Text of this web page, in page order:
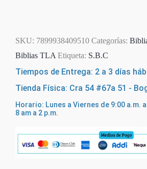
SKU: 7899938409510 Categorías:
Biblias TLA Etiqueta: S.B.C
Tiempos de Entrega: 2 a 3 días
Tienda Física: Cra 54 #67a 51 -
Horario: Lunes a Viernes de 9:00 a.m.
8 am a 2 p.m.